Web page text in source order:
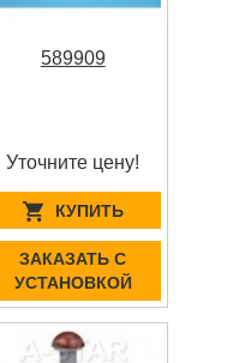
589909
Уточните цену!
КУПИТЬ
ЗАКАЗАТЬ С
УСТАНОВКОЙ